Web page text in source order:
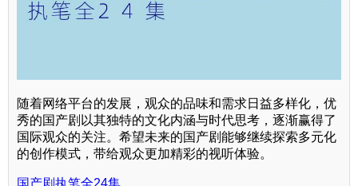
随着网络平台的发展，观众的品味和需求日益多样化，优
秀的国产剧以其独特的文化内涵与时代思考，逐渐赢得了
国际观众的关注。希望未来的国产剧能够继续探索多元化
的创作模式，带给观众更加精彩的视听体验。
国产剧执笔全24集